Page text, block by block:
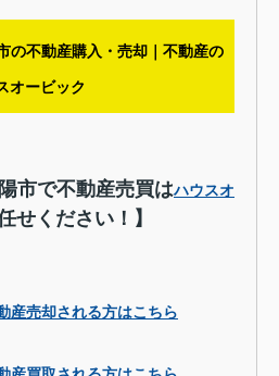
の不動産購入・売却｜不動産の
オービック
で不動産売買はハウスオ
せください！】
産売却される方はこちら